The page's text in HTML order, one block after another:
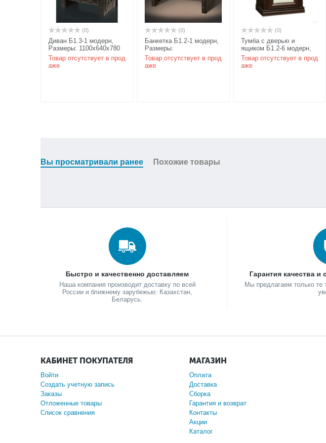
(0)
Диван Б1.3-1 модерн,
Размеры: 1100х640х780
мм, цвет карамель/
береза
Товар отсутствует в прод
аже
(0)
Банкетка Б1.2-1 модерн,
Размеры:
720х410х470мм, цвет
карамель/ береза
Товар отсутствует в прод
аже
(0)
Тумба с дверью и
ящиком Б1.2-6 модерн,
Размеры: 650х450х920
мм, цвет орех
Товар отсутствует в прод
аже
Вы просматривали ранее Похожие товары
Быстро и качественно доставляем
Наша компания производит доставку по всей
России и ближнему зарубежью: Казахстан,
Беларусь.
Гарантия качества
Мы предлагаем только те
КАБИНЕТ ПОКУПАТЕЛЯ
Войти
Создать учетную запись
Заказы
Отложенные товары
Список сравнения
МАГАЗИН
Оплата
Доставка
Сборка
Гарантия и возврат
Контакты
Акции
Каталог